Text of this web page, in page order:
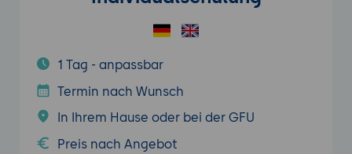
1 Tag - anpassbar
Termin nach Wunsch
In Ihrem Hause oder bei der GFU
Preis nach Angebot